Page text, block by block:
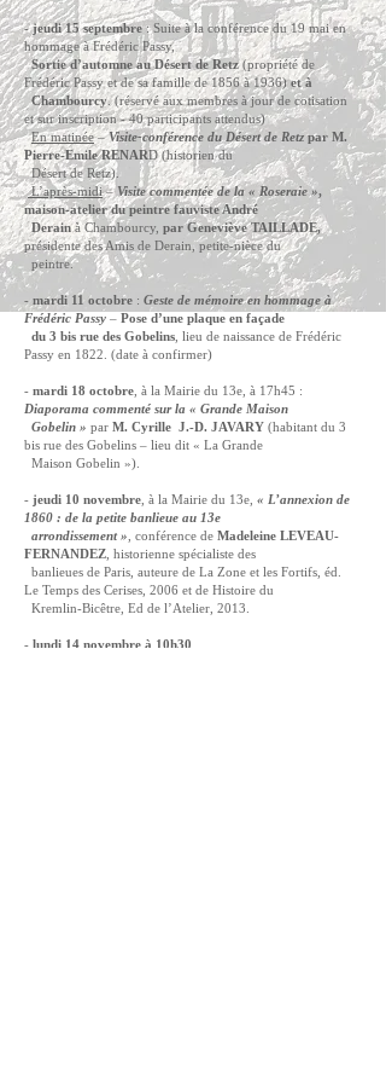
-jeudi 15 septembre : Suite à la conférence du 19 mai en
hommage à Frédéric Passy,
Sortie d’automne au Désert de Retz(propriété de
Frédéric Passy et de sa famille de 1856 à 1936)et à
Chambourcy. (réservé aux membres à jour de cotisation
et sur inscription - 40 participants attendus)
En matinée–Visite-conférence du Désert de Retzpar M.
Pierre-Emile RENARD (historien du
Désert de Retz).
L’après-midi–Visite commentée de la « Roseraie »,
maison-atelier du peintre fauviste André
Derainà Chambourcy, par Geneviève TAILLADE,
présidente des Amis de Derain, petite-nièce du
peintre.
- mardi 11 octobre : Geste de mémoire en hommage à
Frédéric Passy – Pose d’une plaque en façade
du 3 bis rue des Gobelins , lieu de naissance de Frédéric
Passy en 1822. (date à confirmer)
- mardi 18 octobre , à la Mairie du 13e, à 17h45 :
Diaporama commenté sur la « Grande Maison
Gobelin » par M. Cyrille J.-D. JAVARY (habitant du 3
bis rue des Gobelins – lieu dit « La Grande
Maison Gobelin »).
- jeudi 10 novembre , à la Mairie du 13e, « L’annexion de
1860 : de la petite banlieue au 13e
arrondissement » , conférence de Madeleine LEVEAU-
FERNANDEZ , historienne spécialiste des
banlieues de Paris, auteure de La Zone et les Fortifs, éd.
Le Temps des Cerises, 2006 et de Histoire du
Kremlin-Bicêtre, Ed de l’Atelier, 2013.
- lundi 14 novembre à 10h30